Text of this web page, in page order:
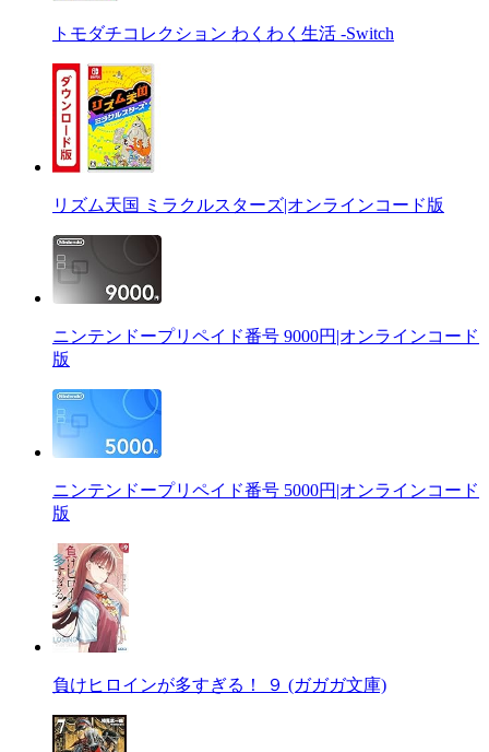
トモダチコレクション わくわく生活 -Switch
リズム天国 ミラクルスターズ|オンラインコード版
ニンテンドープリペイド番号 9000円|オンラインコード
版
ニンテンドープリペイド番号 5000円|オンラインコード
版
負けヒロインが多すぎる！ ９ (ガガガ文庫)